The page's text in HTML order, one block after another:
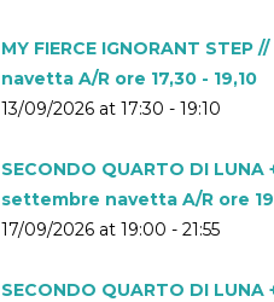
MY FIERCE IGNORANT STEP
navetta A/R ore 17,30 - 19,10
13/09/2026 at 17:30 - 19:10
SECONDO QUARTO DI LUNA
settembre navetta A/R ore
17/09/2026 at 19:00 - 21:55
SECONDO QUARTO DI LUNA